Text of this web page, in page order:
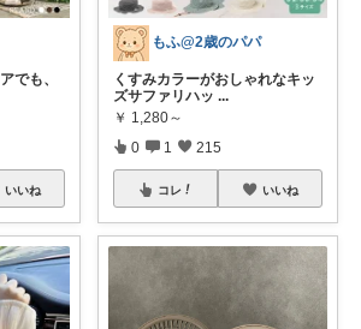
でも、
いいね
もふ@2歳のパパ
くすみカラーがおしゃれなキッ
ズサファリハッ ...
￥ 1,280～
0 1 215
コレ いいね